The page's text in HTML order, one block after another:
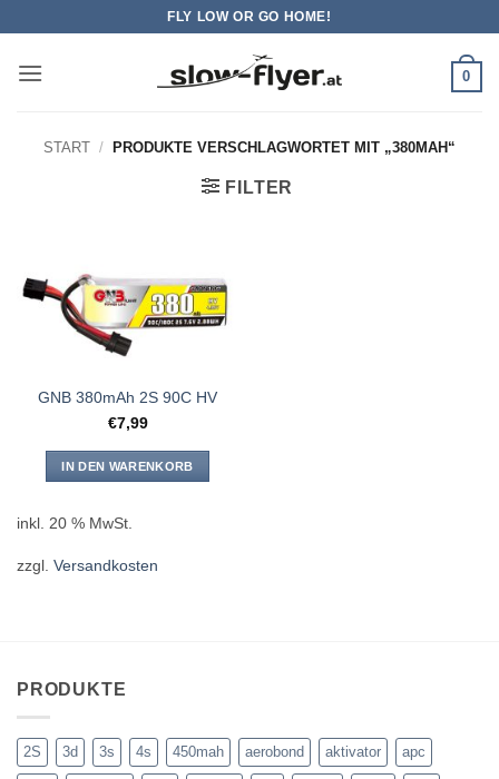
springen
FLY LOW OR GO HOME!
0
START / PRODUKTE VERSCHLAGWORTET MIT „380MAH“
FILTER
GNB 380mAh 2S 90C HV
€7,99
IN DEN WARENKORB
inkl. 20 % MwSt.
zzgl. Versandkosten
PRODUKTE
2S 3d 3s 4s 450mah aerobond aktivator apc